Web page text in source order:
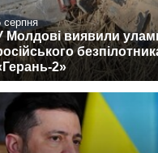
серпня
Молдові виявили
2»